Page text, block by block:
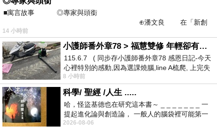
■寓言故事 ◎專家與頭銜
⊕潘文良 在「新創
之谷」裡——
14 小時前
小護師番外章78 > 福慧雙修 年輕卻有個老靈魂 ㄑ金剛經〉podcast
115.6.7 ( 同步存小護師番外章78 感恩日記-今天
心裡特別的感動,因為選課燒腦,line A梳爬, 上完失
智課的她,特來傾
8 小時前
科學/ 聖經 /人生 .....
哈，怪盜基德也在研究這本書～ _ _ _ _ _ _ _ 一
提起進化論與創造論， 一般人的腦袋裡可能第一
時間就有「 進化論很科
2026-08-06